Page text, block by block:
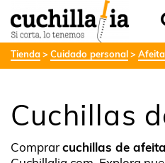
Tienda Cuidado personal
Cuchillas
Comprarcuchillas de